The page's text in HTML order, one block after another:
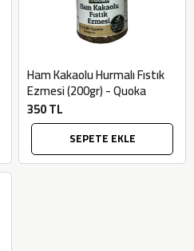
Ham Kakaolu Hurmalı Fıstık
Ezmesi (200gr) - Quoka
350 TL
SEPETE EKLE